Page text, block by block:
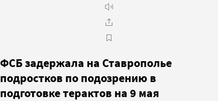
ФСБ задержала на Ставрополье
подростков по подозрению в
подготовке терактов на 9 мая